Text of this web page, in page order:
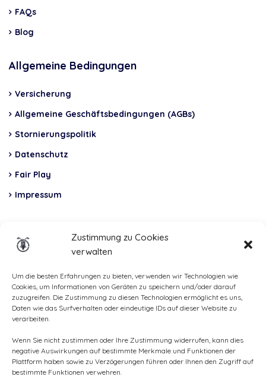
Zustimmung zu Cookies
verwalten
Um die besten Erfahrungen zu bieten, verwenden wir Technologien wie
Cookies, um Informationen von Geräten zu speichern und/oder darauf
zuzugreifen. Die Zustimmung zu diesen Technologien ermöglicht es uns,
Daten wie das Surfverhalten oder eindeutige IDs auf dieser Website zu
verarbeiten.
Wenn Sie nicht zustimmen oder Ihre Zustimmung widerrufen, kann dies
negative Auswirkungen auf bestimmte Merkmale und Funktionen der
Plattform haben sowie zu Verzögerungen führen oder Ihnen den Zugriff auf
bestimmte Funktionen verwehren.
FAQs
Blog
Allgemeine Bedingungen
Versicherung
Allgemeine Geschäftsbedingungen (AGBs)
Stornierungspolitik
Datenschutz
Fair Play
Impressum
Total Casco, Partner
Methods
of
payment